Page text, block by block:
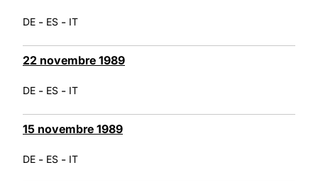
DE - ES - IT
22 novembre 1989
DE - ES - IT
15 novembre 1989
DE - ES - IT